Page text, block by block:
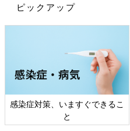
ピックアップ
日本外来小児科学会リーフレッ
ト検討会